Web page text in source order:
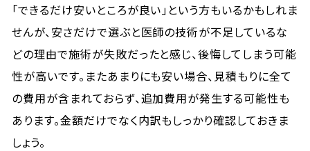
「できるだけ安いところが良い」という方もいるかもしれま
せんが、安さだけで選ぶと医師の技術が不足しているな
どの理由で施術が失敗だったと感じ、後悔してしまう可能
性が高いです。またあまりにも安い場合、見積もりに全て
の費用が含まれておらず、追加費用が発生する可能性も
あります。金額だけでなく内訳もしっかり確認しておきま
しょう。